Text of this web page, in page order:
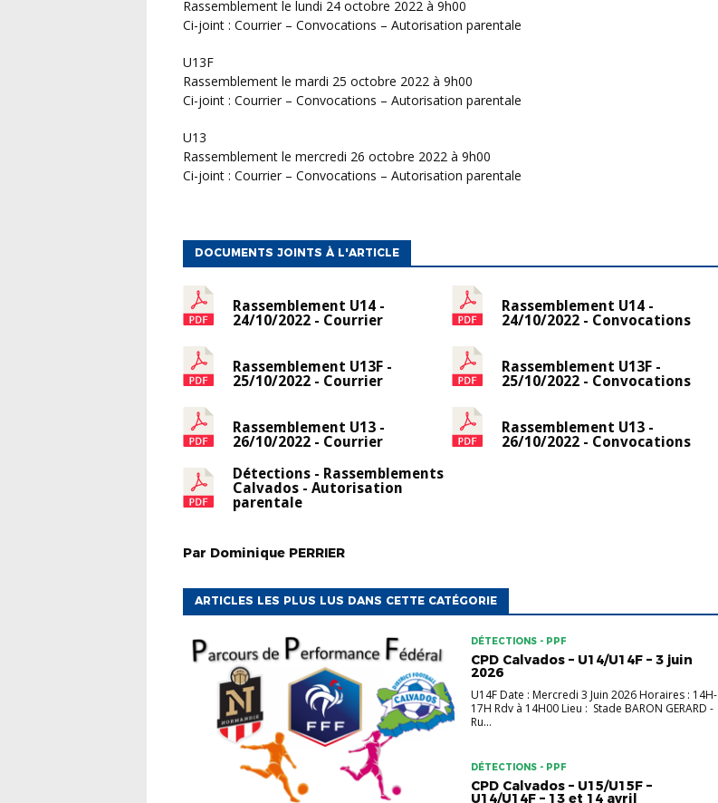
Rassemblement le lundi 24 octobre 2022 à 9h00
Ci-joint : Courrier – Convocations – Autorisation parentale
U13F
Rassemblement le mardi 25 octobre 2022 à 9h00
Ci-joint : Courrier – Convocations – Autorisation parentale
U13
Rassemblement le mercredi 26 octobre 2022 à 9h00
Ci-joint : Courrier – Convocations – Autorisation parentale
DOCUMENTS JOINTS À L'ARTICLE
Rassemblement U14 -
24/10/2022 - Courrier
Rassemblement U14 -
24/10/2022 - Convocations
Rassemblement U13F -
25/10/2022 - Courrier
Rassemblement U13F -
25/10/2022 - Convocations
Rassemblement U13 -
26/10/2022 - Courrier
Rassemblement U13 -
26/10/2022 - Convocations
Détections - Rassemblements
Calvados - Autorisation
parentale
Par Dominique PERRIER
ARTICLES LES PLUS LUS DANS CETTE CATÉGORIE
DÉTECTIONS - PPF
CPD Calvados – U14/U14F – 3 juin
2026
U14F Date : Mercredi 3 Juin 2026 Horaires : 14H-
17H Rdv à 14H00 Lieu : Stade BARON GERARD -
Ru...
DÉTECTIONS - PPF
CPD Calvados – U15/U15F –
U14/U14F – 13 et 14 avril